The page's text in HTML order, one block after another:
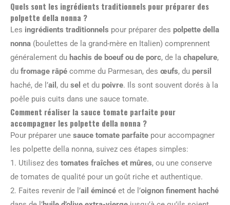
Quels sont les ingrédients traditionnels pour préparer des
polpette della nonna ?
Les ingrédients traditionnels pour préparer des polpette della
nonna (boulettes de la grand-mère en Italien) comprennent
généralement du hachis de boeuf ou de porc, de la chapelure,
du fromage râpé comme du Parmesan, des œufs, du persil
haché, de l’ail , du sel et du poivre. Ils sont souvent dorés à la
poêle puis cuits dans une sauce tomate.
Comment réaliser la sauce tomate parfaite pour
accompagner les polpette della nonna ?
Pour préparer une sauce tomate parfaite pour accompagner
les polpette della nonna, suivez ces étapes simples:
1. Utilisez des tomates fraîches et mûres, ou une conserve
de tomates de qualité pour un goût riche et authentique.
2. Faites revenir de l’ail émincé et de l’oignon finement haché